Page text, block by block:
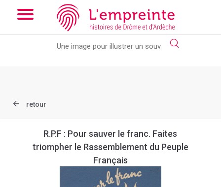
Array ( [slug] => document [ref] => B26362101_EPH_111 )
Add the new slick-theme.css if you want the default styling
retour
R.P.F : Pour sauver le franc. Faites
triompher le Rassemblement du Peuple
Français